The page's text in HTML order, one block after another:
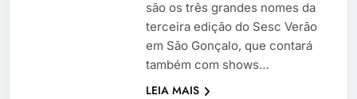
são os três grandes nomes da
terceira edição do Sesc Verão
em São Gonçalo, que contará
também com shows…
LEIA MAIS